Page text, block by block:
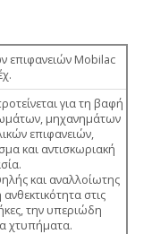
επιφανειών Mobilac
για τη βαφή
μηχανημάτων
επιφανειών,
και αντισκωριακή
και αναλλοίωτης
στις
την υπεριώδη
χτυπήματα.